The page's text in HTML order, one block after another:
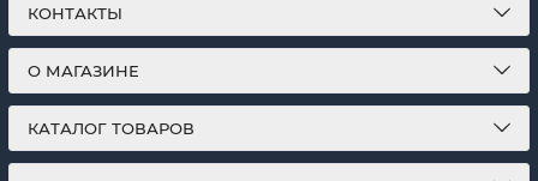
КОНТАКТЫ
О МАГАЗИНЕ
КАТАЛОГ ТОВАРОВ